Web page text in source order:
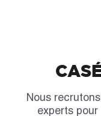
Nous
experts